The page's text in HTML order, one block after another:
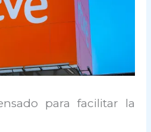
para facilitar la